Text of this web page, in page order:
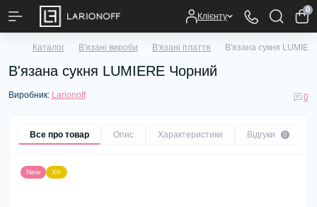
Клієнту
0
Каталог В'язані вироби В'язані плаття В'язана сукня
В'язана сукня LUMIERE Чорний
Виробник: Larionoff 0
Все про товар Опис Характеристики Відгуки 0
New Хіт